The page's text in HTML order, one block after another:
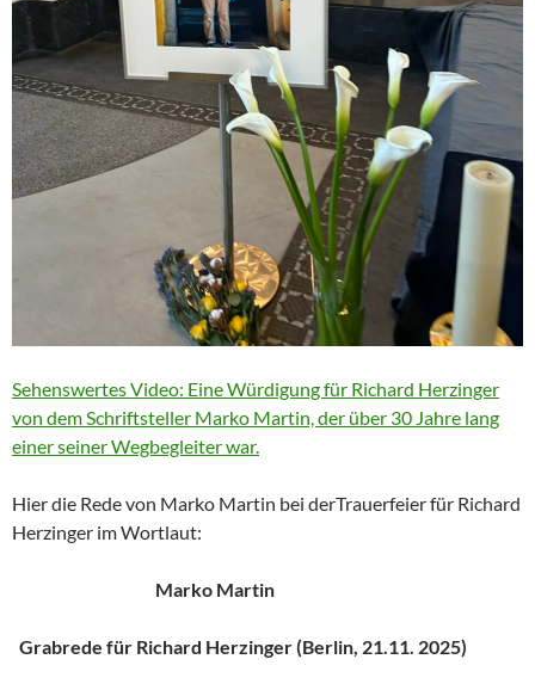
Sehenswertes Video: Eine Würdigung für Richard Herzinger
von dem Schriftsteller Marko Martin, der über 30 Jahre lang
einer seiner Wegbegleiter war.
Hier die Rede von Marko Martin bei derTrauerfeier für Richard
Herzinger im Wortlaut:
Marko Martin
Grabrede für Richard Herzinger (Berlin, 21.11. 2025)